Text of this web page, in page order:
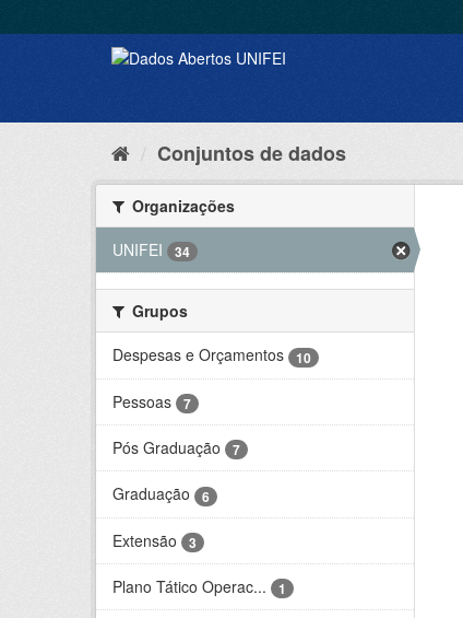
Conjuntos de dados
Organizações
UNIFEI
34
Grupos
Despesas e Orçamentos
10
Pessoas 7
Pós Graduação 7
Graduação 6
Extensão 3
Plano Tático Operac... 1